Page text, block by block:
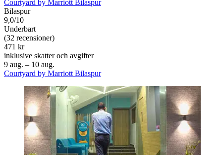
Courtyard by Marriott Bilaspur
Bilaspur
9,0/10
Underbart
(32 recensioner)
471 kr
inklusive skatter och avgifter
9 aug. – 10 aug.
Courtyard by Marriott Bilaspur